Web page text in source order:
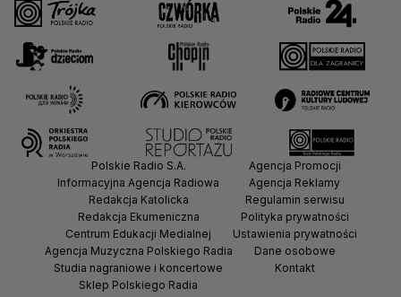
Polskie Radio S.A.
Informacyjna Agencja Radiowa
Redakcja Katolicka
Redakcja Ekumeniczna
Centrum Edukacji Medialnej
Agencja Muzyczna Polskiego Radia
Studia nagraniowe i koncertowe
Sklep Polskiego Radia
Agencja Promocji
Agencja Reklamy
Regulamin serwisu
Polityka prywatności
Ustawienia prywatności
Dane osobowe
Kontakt